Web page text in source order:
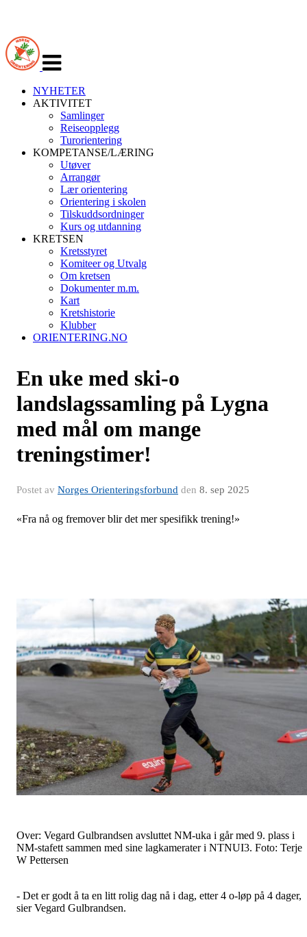
navigasjon
NYHETER
AKTIVITET
Samlinger
Reiseopplegg
Turorientering
KOMPETANSE/LÆRING
Utøver
Arrangør
Lær orientering
Orientering i skolen
Tilskuddsordninger
Kurs og utdanning
KRETSEN
Kretsstyret
Komiteer og Utvalg
Om kretsen
Dokumenter m.m.
Kart
Kretshistorie
Klubber
ORIENTERING.NO
En uke med ski-o
landslagssamling på Lygna
med mål om mange
treningstimer!
Postet av Norges Orienteringsforbund den 8. sep 2025
«Fra nå og fremover blir det mer spesifikk trening!»
Over: Vegard Gulbrandsen avsluttet NM-uka i går med 9. plass i
NM-stafett sammen med sine lagkamerater i NTNUI3. Foto: Terje
W Pettersen
- Det er godt å ta en litt rolig dag nå i dag, etter 4 o-løp på 4 dager,
sier Vegard Gulbrandsen.